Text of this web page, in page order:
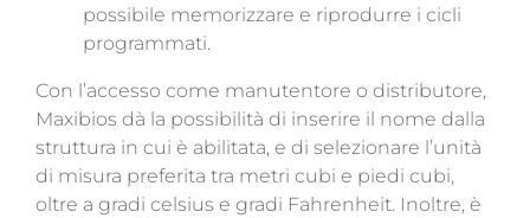
possibile memorizzare e riprodurre i cicli
programmati.
Con l’accesso come manutentore o distributore,
Maxibios dà la possibilità di inserire il nome dalla
struttura in cui è abilitata, e di selezionare l’unità
di misura preferita tra metri cubi e piedi cubi,
oltre a gradi celsius e gradi Fahrenheit. Inoltre, è